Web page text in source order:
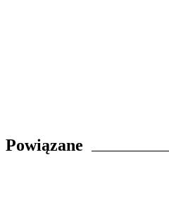
Powiązane